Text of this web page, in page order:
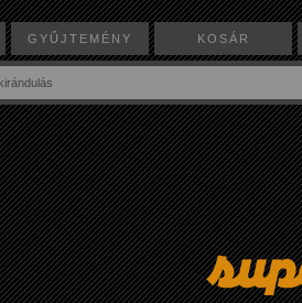
GYŰJTEMÉNY KOSÁR